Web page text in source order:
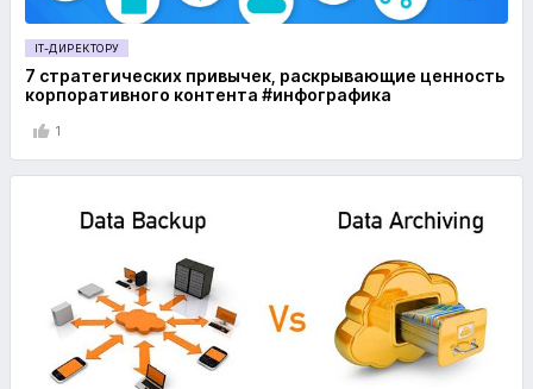
IT-ДИРЕКТОРУ
7 стратегических привычек, раскрывающие ценность
корпоративного контента #инфографика
1